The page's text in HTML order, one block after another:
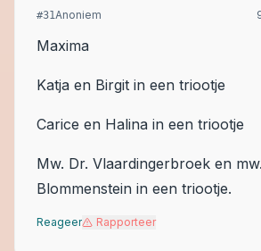
#31Anoniem
Maxima
Katja en Birgit in een triootje
Carice en Halina in een triootje
Mw. Dr. Vlaardingerbroek en
Blommenstein in een triootje.
Reageer Rapporteer